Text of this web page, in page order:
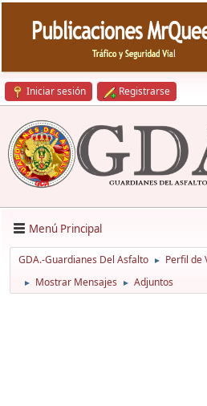
Iniciar sesión Registrarse
Menú Principal
GDA.-Guardianes Del Asfalto ► Perfil de
► Mostrar Mensajes ► Adjuntos